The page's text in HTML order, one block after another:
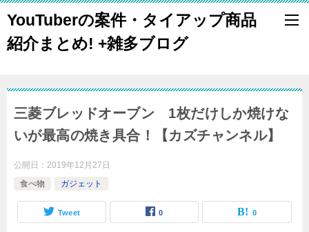
YouTuberの案件・タイアップ商品
紹介まとめ! +雑多ブログ
三菱ブレッドオーブン 1枚だけしか焼けな
いが最高の焼き具合！【カズチャンネル】
公開日： 2019年12月27日
食べ物
ガジェット
Tweet 0 0